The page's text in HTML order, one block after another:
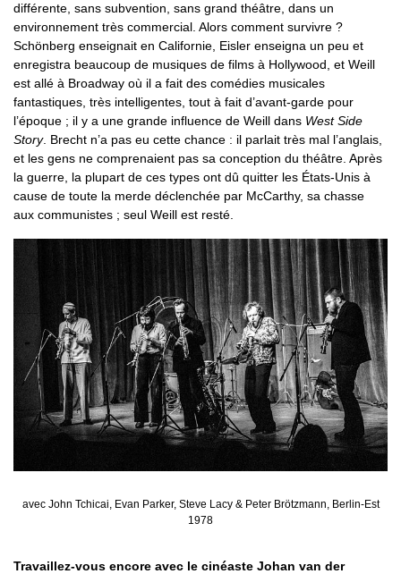
différente, sans subvention, sans grand théâtre, dans un
environnement très commercial. Alors comment survivre ?
Schönberg enseignait en Californie, Eisler enseigna un peu et
enregistra beaucoup de musiques de films à Hollywood, et Weill
est allé à Broadway où il a fait des comédies musicales
fantastiques, très intelligentes, tout à fait d’avant-garde pour
l’époque ; il y a une grande influence de Weill dans West Side
Story. Brecht n’a pas eu cette chance : il parlait très mal l’anglais,
et les gens ne comprenaient pas sa conception du théâtre. Après
la guerre, la plupart de ces types ont dû quitter les États-Unis à
cause de toute la merde déclenchée par McCarthy, sa chasse
aux communistes ; seul Weill est resté.
avec John Tchicai, Evan Parker, Steve Lacy & Peter Brötzmann, Berlin-Est
1978
Travaillez-vous encore avec le cinéaste Johan van der